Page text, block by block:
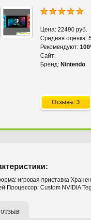
Цена: 22490 руб.
Средняя оценка:
Рекомендуют:
Сайт:
Бренд: Nintendo
Отзывы: 3
игровая приставка
Процессор: Custom NVIDIA